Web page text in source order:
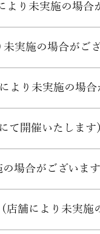
り未実施の場合
実施の場合がご
より未実施の場合
開催いたします
場合がございま
舗により未実施